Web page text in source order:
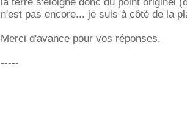
n'est pas encore... je suis à côté de la
Merci d'avance pour vos réponses.
-----